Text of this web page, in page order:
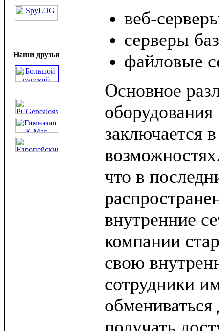
Наши друзья
веб-
серверы
файловые
Основное
заключается
что в
внутренние
компании
свою
сотрудники
получать